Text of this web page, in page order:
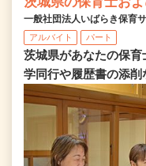
一般社団法人いばらき保育
アルバイト パート
茨城県があなたの保
学同行や履歴書の添削